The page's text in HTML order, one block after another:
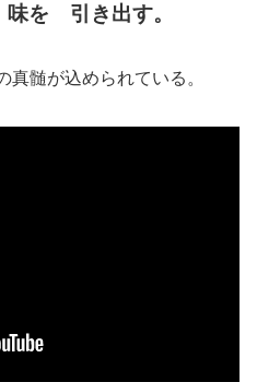
を 引き出す。
真髄が込められている。